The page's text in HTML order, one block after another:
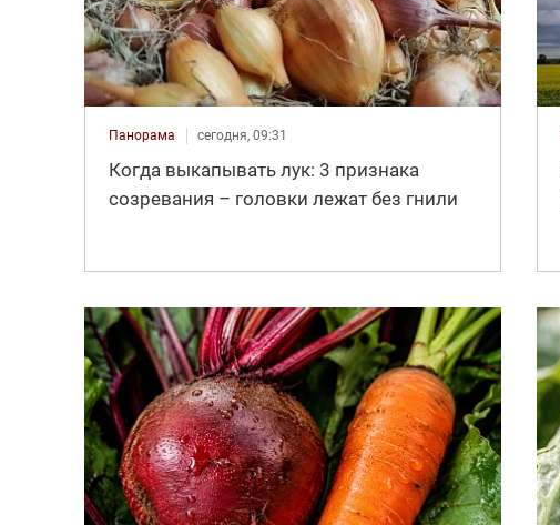
Панорама сегодня, 09:31
Когда выкапывать лук: 3 признака
созревания – головки лежат без гнили